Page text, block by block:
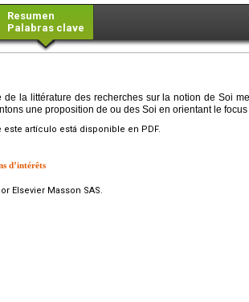
Resumen
Palabras clave
de la littérature des recherches sur la notion de Soi
une proposition de ou des Soi en orientant le
este artículo está disponible en PDF.
d’intérêts
Elsevier Masson SAS.